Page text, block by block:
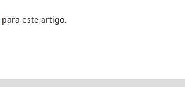
para este artigo.